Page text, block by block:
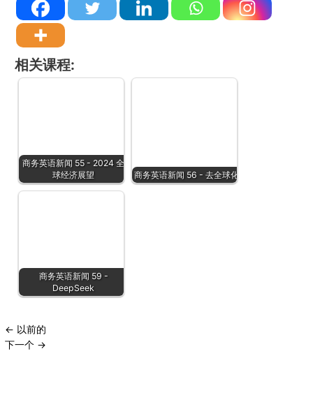
相关课程:
商务英语新闻 55 - 2024 全
球经济展望
商务英语新闻 56 - 去全球化
商务英语新闻 59 -
DeepSeek
← 以前的
下一个 →